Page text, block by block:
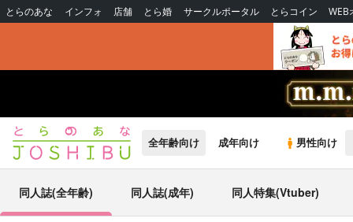
とらのあな インフォ 店舗 とら婚 サークルポータル とらコイン WEB
全年齢向け 成年向け 男性向け
同人誌(全年齢) 同人誌(成年) 同人特集(Vtuber)